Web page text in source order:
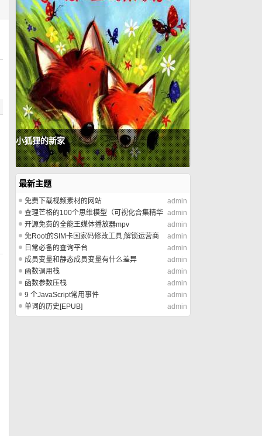
我爱幼儿园
最新主题
admin
免费下载视频素材的网站
admin
查理芒格的100个思维模型（可视化合集精华
admin
开源免费的全能王媒体播放器mpv
admin
免Root的SIM卡国家码修改工具,解锁运营商
限
admin
日常必备的查询平台
admin
成员变量和静态成员变量有什么差异
admin
函数调用栈
admin
函数参数压栈
admin
9 个JavaScript常用事件
admin
单词的历史[EPUB]